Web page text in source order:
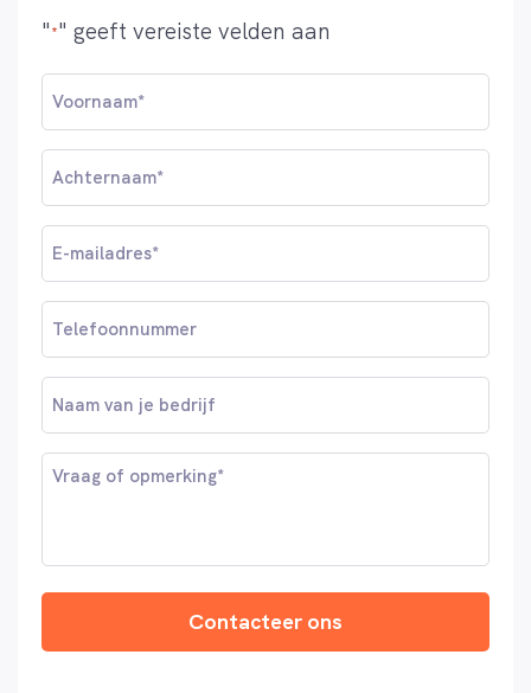
"*" geeft vereiste velden aan
van
je
bedrijf
Vraag
Contacteer ons